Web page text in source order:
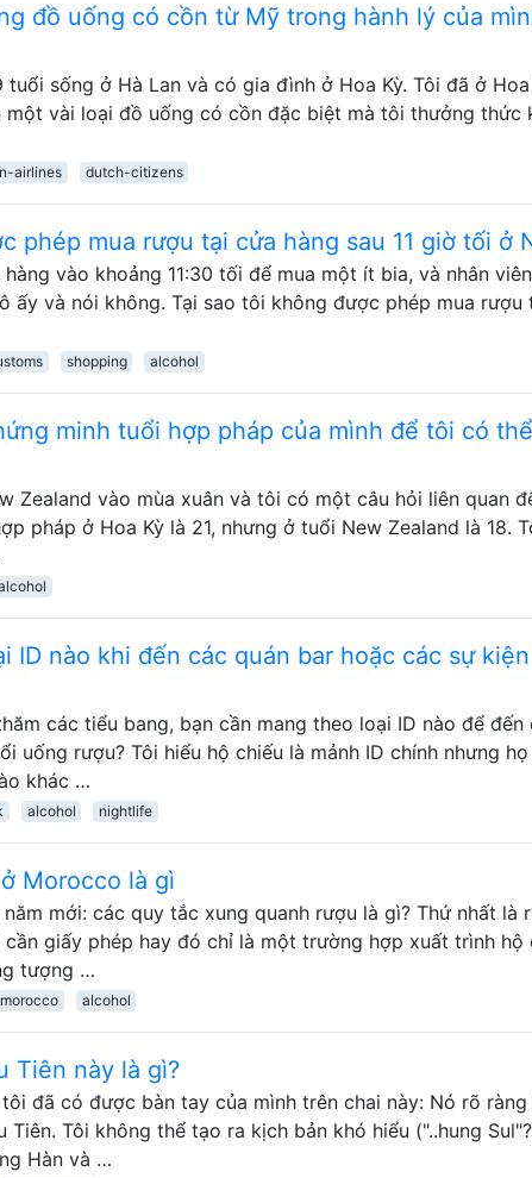
đồ uống có cồn từ Mỹ trong hành lý của
tuổi sống ở Hà Lan và có gia đình ở Hoa Kỳ. Tôi đã ở
một vài loại đồ uống có cồn đặc biệt mà tôi thưởng thức
airlines dutch-citizens
phép mua rượu tại cửa hàng sau 11 giờ tối ở
vào khoảng 11:30 tối để mua một ít bia, và nhân
ấy và nói không. Tại sao tôi không được phép mua rượu
shopping alcohol
minh tuổi hợp pháp của mình để tôi có
Zealand vào mùa xuân và tôi có một câu hỏi liên quan
pháp ở Hoa Kỳ là 21, nhưng ở tuổi New Zealand là 18.
ID nào khi đến các quán bar hoặc các sự
các tiểu bang, bạn cần mang theo loại ID nào để đến
uống rượu? Tôi hiểu hộ chiếu là mảnh ID chính nhưng
khác …
alcohol nightlife
Morocco là gì
mới: các quy tắc xung quanh rượu là gì? Thứ nhất là
giấy phép hay đó chỉ là một trường hợp xuất trình hộ
tượng …
morocco alcohol
Tiên này là gì?
đã có được bàn tay của mình trên chai này: Nó rõ ràng
Tiên. Tôi không thể tạo ra kịch bản khó hiểu ("..hung
Hàn và …